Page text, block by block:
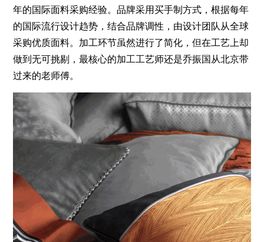
年的国际面料采购经验。品牌采用买手制方式，根据每年
的国际流行设计趋势，结合品牌调性，由设计团队从全球
采购优质面料。加工环节虽然进行了简化，但在工艺上却
做到无可挑剔，最核心的加工工艺师还是乔振国从北京带
过来的老师傅。